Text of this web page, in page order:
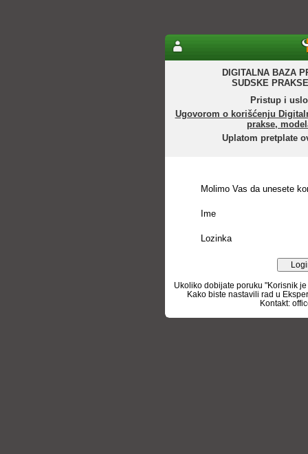
DIGITALNA BAZA
SUDSKE
Pristup i
Ugovorom o korišćenju
prakse,
Uplatom pretplate
Molimo Vas da unesete
Ime
Lozinka
Ukoliko dobijate poruku "Korisnik
Kako biste nastavili rad u
Kontakt: